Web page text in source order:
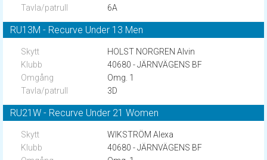
6A
RU13M - Recurve Under 13 Men
HOLST NORGREN Alvin
40680 - JÄRNVÄGENS BF
Omg. 1
3D
RU21W - Recurve Under 21 Women
WIKSTRÖM Alexa
40680 - JÄRNVÄGENS BF